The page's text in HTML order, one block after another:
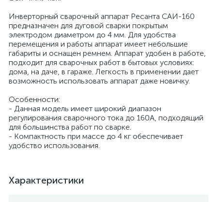
Инверторный сварочный аппарат Ресанта САИ-160
предназначен для дуговой сварки покрытым
электродом диаметром до 4 мм. Для удобства
перемещения и работы аппарат имеет небольшие
габариты и оснащен ремнем. Аппарат удобен в работе,
подходит для сварочных работ в бытовых условиях:
дома, на даче, в гараже. Легкость в применении дает
возможность использовать аппарат даже новичку.
Особенности:
- Данная модель имеет широкий диапазон
регулирования сварочного тока до 160А, подходящий
для большинства работ по сварке.
- Компактность при массе до 4 кг обеспечивает
удобство использования.
Характеристики